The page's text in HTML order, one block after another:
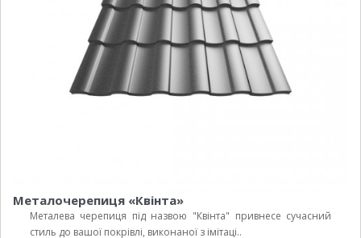
Металочерепиця «Квінта»
Металева черепиця під назвою "Квінта" привнесе сучасний
стиль до вашої покрівлі, виконаної з імітаці..